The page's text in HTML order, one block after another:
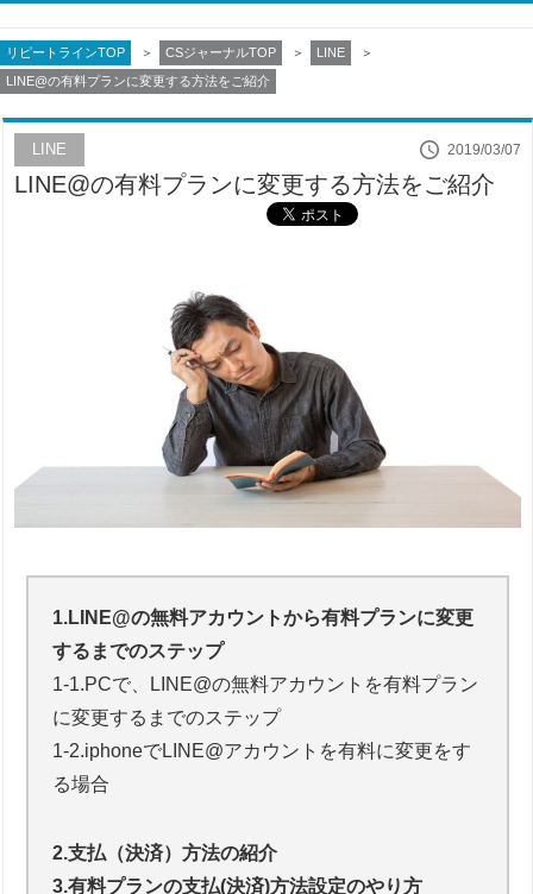
リピートラインTOP CSジャーナルTOP
LINE
LINE@の有料プランに変更する方法をご紹介
LINE 2019/03/07
LINE@の有料プランに変更する方法をご紹介
1.LINE@の無料アカウントから有料プランに変更
するまでのステップ
1-1.PCで、LINE@の無料アカウントを有料プラン
に変更するまでのステップ
1-2.iphoneでLINE@アカウントを有料に変更をす
る場合
2.支払（決済）方法の紹介
3.有料プランの支払(決済)方法設定のやり方